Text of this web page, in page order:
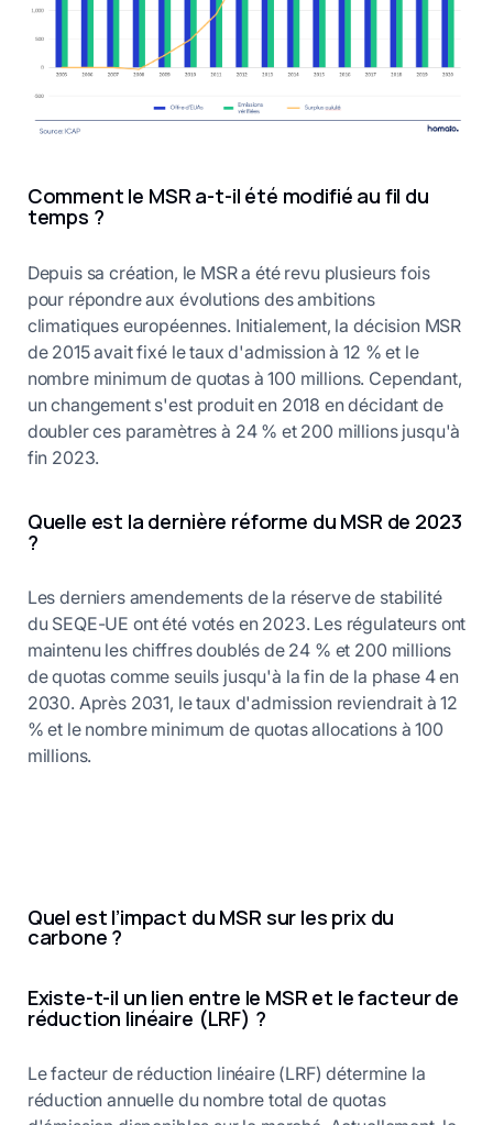
Comment le MSR a-t-il été modifié au fil du
temps ?
Depuis sa création, le MSR a été revu plusieurs fois
pour répondre aux évolutions des ambitions
climatiques européennes. Initialement, la décision MSR
de 2015 avait fixé le taux d'admission à 12 % et le
nombre minimum de quotas à 100 millions. Cependant,
un changement s'est produit en 2018 en décidant de
doubler ces paramètres à 24 % et 200 millions jusqu'à
fin 2023.
Quelle est la dernière réforme du MSR de 2023
?
Les derniers amendements de la réserve de stabilité
du SEQE-UE ont été votés en 2023. Les régulateurs ont
maintenu les chiffres doublés de 24 % et 200 millions
de quotas comme seuils jusqu'à la fin de la phase 4 en
2030. Après 2031, le taux d'admission reviendrait à 12
% et le nombre minimum de quotas allocations à 100
millions.
Quel est l’impact du MSR sur les prix du
carbone ?
Existe-t-il un lien entre le MSR et le facteur de
réduction linéaire (LRF) ?
Le facteur de réduction linéaire (LRF) détermine la
réduction annuelle du nombre total de quotas